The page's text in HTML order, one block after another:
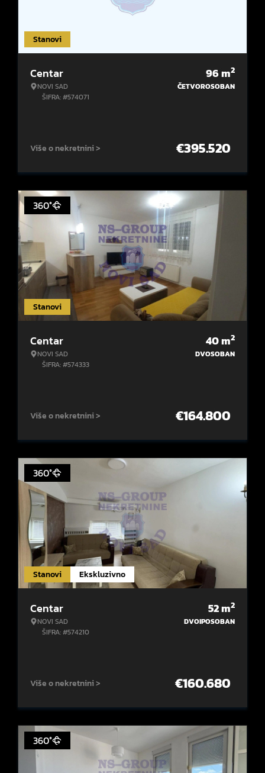
Stanovi
Centar
NOVI SAD
ŠIFRA: #574071
96m2
ČETVOROSOBAN
Više o nekretnini > €395.520
Stanovi
360°
Centar
NOVI SAD
ŠIFRA: #574333
40m2
DVOSOBAN
Više o nekretnini > €164.800
Stanovi Ekskluzivno
360°
Centar
NOVI SAD
ŠIFRA: #574210
52m2
DVOIPOSOBAN
Više o nekretnini > €160.680
360°